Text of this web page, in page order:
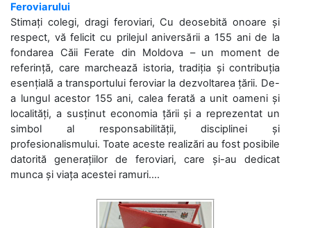
Feroviarului
Stimați colegi, dragi feroviari, Cu deosebită onoare și
respect, vă felicit cu prilejul aniversării a 155 ani de la
fondarea Căii Ferate din Moldova – un moment de
referință, care marchează istoria, tradiția și contribuția
esențială a transportului feroviar la dezvoltarea țării. De-
a lungul acestor 155 ani, calea ferată a unit oameni și
localități, a susținut economia țării și a reprezentat un
simbol al responsabilității, disciplinei și
profesionalismului. Toate aceste realizări au fost posibile
datorită generațiilor de feroviari, care și-au dedicat
munca și viața acestei ramuri....